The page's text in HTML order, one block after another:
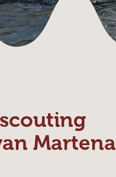
Martena